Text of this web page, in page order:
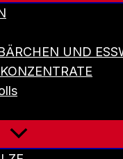
UND